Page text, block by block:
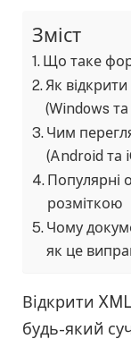
Зміст
Що таке
Як
(Windows
Чим
(Android та
Популярні
розміткою
Чому
як це
Відкрити
будь-який